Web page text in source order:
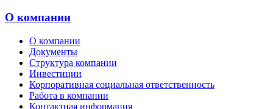
О компании
О компании
Документы
Структура компании
Инвестиции
Корпоративная социальная ответственность
Работа в компании
Контактная информация